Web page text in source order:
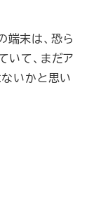
末は、恐ら
いて、まだア
いかと思い